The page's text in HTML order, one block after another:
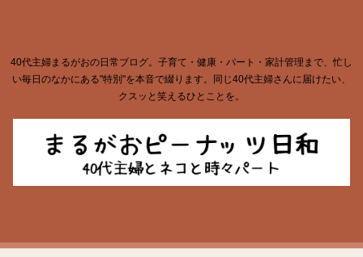
40代主婦まるがおの日常ブログ。子育て・健康・パート・家計管理まで、忙し
い毎日のなかにある"特別"を本音で綴ります。同じ40代主婦さんに届けたい、
クスッと笑えるひとことを。